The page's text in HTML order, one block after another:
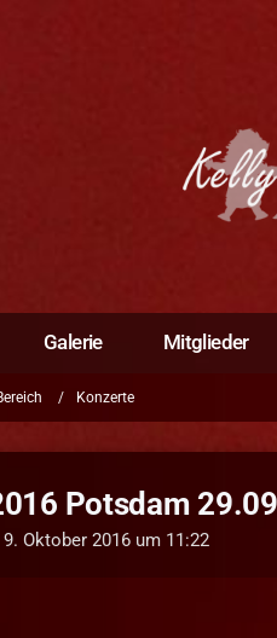
Galerie Mitglieder
Konzerte
Potsdam
9. Oktober 2016 um 11:22